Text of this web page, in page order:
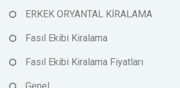
ERKEK ORYANTAL KİRALAMA
Fasıl Ekibi Kiralama
Fasıl Ekibi Kiralama Fiyatları
Genel